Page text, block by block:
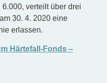
verteilt über drei
30. 4. 2020 eine
erlassen.
Härtefall-Fonds –